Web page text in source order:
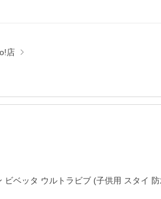
店
ビベッタ ウルトラビブ (子供用 スタイ